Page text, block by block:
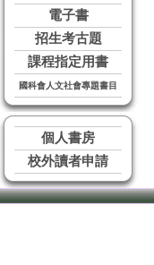
電子書
招生考古題
課程指定用書
國科會人文社會專題書目
個人書房
校外讀者申請